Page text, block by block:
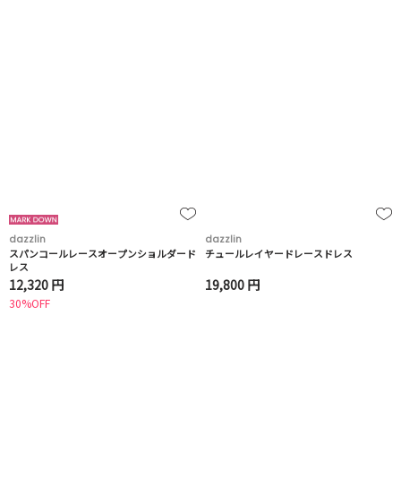
dazzlin
スパンコールレースオープンショルダード
レス
12,320 円
30%OFF
dazzlin
チュールレイヤードレースドレス
19,800 円